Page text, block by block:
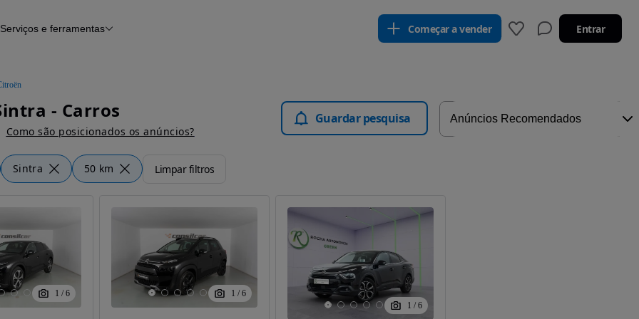
Histórico do veículo
Serviços e ferramentas Começar a vender Entrar
- Carros
Como são posicionados os anúncios?
Guardar pesquisa
Sintra 50 km Limpar filtros
1 / 6 1 / 6
1 / 6